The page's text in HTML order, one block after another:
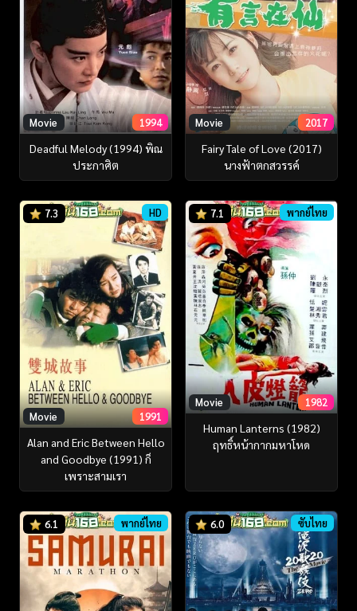
Movie 1994
Deadful Melody (1994) พิณ
ประกาศิต
Movie 2017
Fairy Tale of Love (2017)
นางฟ้าตกสวรรค์
7.3 HD
Movie 1991
Alan and Eric Between Hello
and Goodbye (1991) ก็
เพราะสามเรา
7.1 พากย์ไทย
Movie 1982
Human Lanterns (1982)
ฤทธิ์หน้ากากมหาโหด
6.1 พากย์ไทย 6.0 ซับไทย